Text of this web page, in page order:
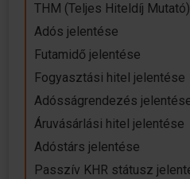
THM (Teljes Hiteldíj
Adós jelentése
Futamidő jelentése
Fogyasztási hitel jelentése
Adósságrendezés
Áruvásárlási hitel jelentése
Adóstárs jelentése
Passzív KHR státusz